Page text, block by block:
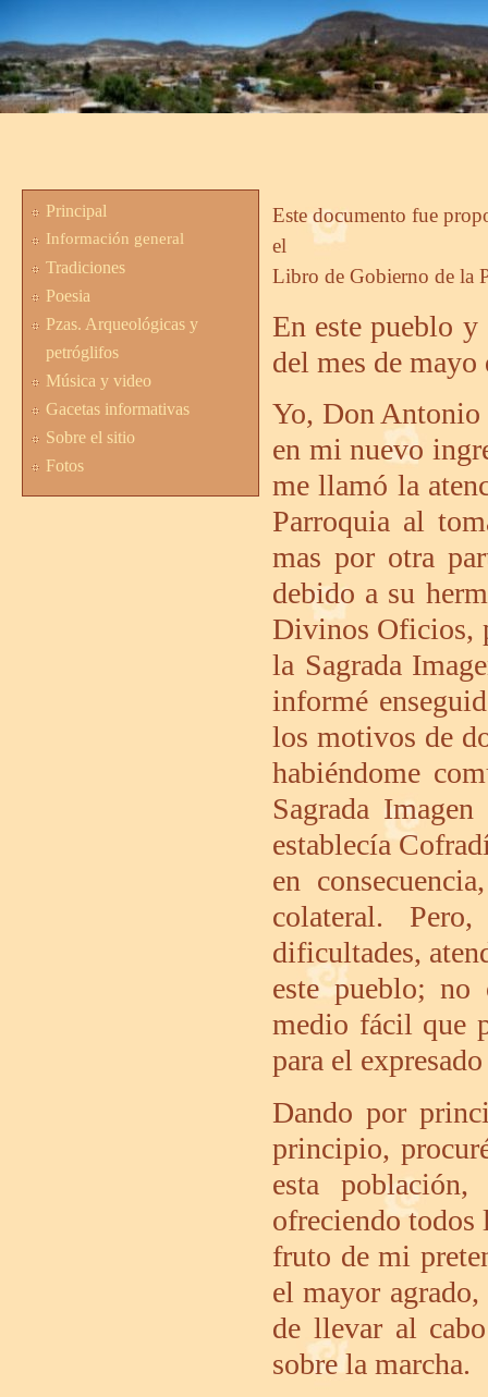
Principal
Información general
Tradiciones
Poesia
Pzas. Arqueológicas y
petróglifos
Música y video
Gacetas informativas
Sobre el sitio
Fotos
Este documento fue
el
Libro de Gobierno de la
En este pueblo y
del mes de
Yo, Don Antonio
en mi nuevo
me llamó la
Parroquia al
mas por otra
debido a su
Divinos Oficios,
la Sagrada
informé
los motivos de
habiéndome
Sagrada
establecía
en
colateral.
dificultades,
este pueblo; no
medio fácil que
para el
Dando por
principio,
esta población,
ofreciendo
fruto de mi
el mayor
de llevar al
sobre la marcha.